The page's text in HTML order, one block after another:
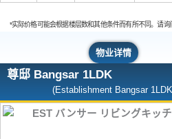
*实际价格可能会根据楼层数和其他条件而有所不同。请询
物业详情
尊邸 Bangsar 1LDK
(Establishment Bangsar